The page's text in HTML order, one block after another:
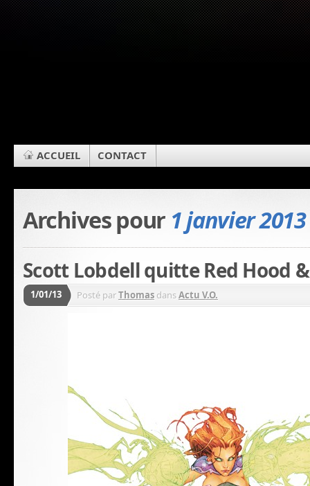
ACCUEIL CONTACT
Archives pour 1 janvier 2013
Scott Lobdell quitte Red Hood
1/01/13 Posté parThomas dansActu V.O.